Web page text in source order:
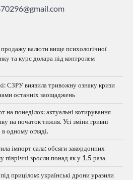
валюти вище психологічної
та курс долара під контролем
СЗРУ виявила тривожну ознаку кризи
останніх заощаджень
на понеділок: актуальні котирування
на початок тижня. Усі зміни гривні
одному огляді.
імпорт сала: обсяги закордонних
півріччі зросли понад як у 1,5 раза
прицілом: українські дрони уразили